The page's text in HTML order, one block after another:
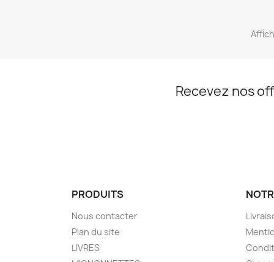
Recevez nos
PRODUITS
Nous contacter
Plan du site
LIVRES